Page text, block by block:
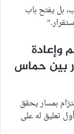
بل يفتح باب
وإعادة
بين حماس
بمسار يحقق
تعليق له على